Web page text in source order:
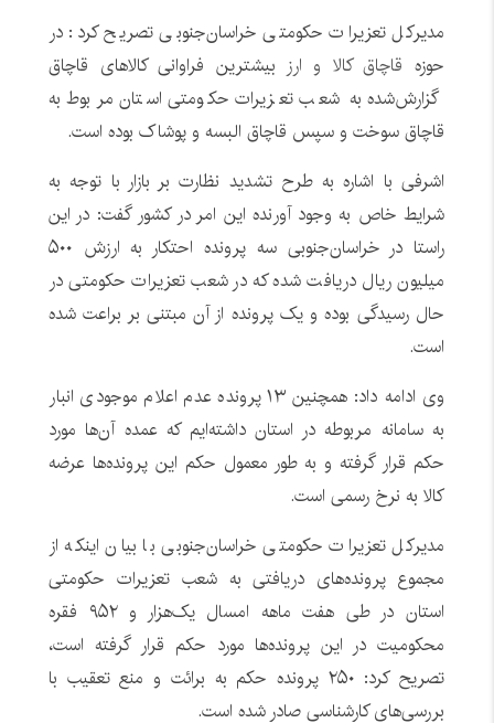
مدیرکل تعزیرات حکومتی خراسان‌جنوبی تصریح کرد: در
حوزه قاچاق کالا و ارز بیشترین فراوانی کالاهای قاچاق
گزارش‌شده به شعب تعزیرات حکومتی استان مربوط به
قاچاق سوخت و سپس قاچاق البسه و پوشاک بوده است.
اشرفی با اشاره به طرح تشدید نظارت بر بازار با توجه به
شرایط خاص به وجود آورنده این امر در کشور گفت: در این
راستا در خراسان‌جنوبی سه پرونده احتکار به ارزش ۵۰۰
میلیون ریال دریافت شده که در شعب تعزیرات حکومتی در
حال رسیدگی بوده و یک پرونده از آن مبتنی بر براعت شده
است.
وی ادامه داد: همچنین ۱۳ پرونده عدم اعلام موجودی انبار
به سامانه مربوطه در استان داشته‌ایم که عمده آن‌ها مورد
حکم قرار گرفته و به طور معمول حکم این پرونده‌ها عرضه
کالا به نرخ رسمی است.
مدیرکل تعزیرات حکومتی خراسان‌جنوبی با بیان اینکه از
مجموع پرونده‌های دریافتی به شعب تعزیرات حکومتی
استان در طی هفت ماهه امسال یک‌هزار و ۹۵۲ فقره
محکومیت در این پرونده‌ها مورد حکم قرار گرفته است،
تصریح کرد: ۲۵۰ پرونده حکم به برائت و منع تعقیب با
بررسی‌های کارشناسی صادر شده است.